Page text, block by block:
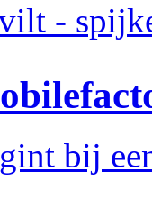
-
bij